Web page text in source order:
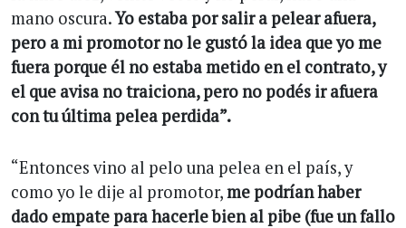
mano oscura.Yo estaba por salir a pelear afuera,
pero a mi promotor no le gustó la idea que yo me
fuera porque él no estaba metido en el contrato, y
el que avisa no traiciona, pero no podés ir afuera
con tu última pelea perdida”.
“Entonces vino al pelo una pelea en el país, y
como yo le dije al promotor,me podrían haber
dado empate para hacerle bien al pibe (fue un fallo